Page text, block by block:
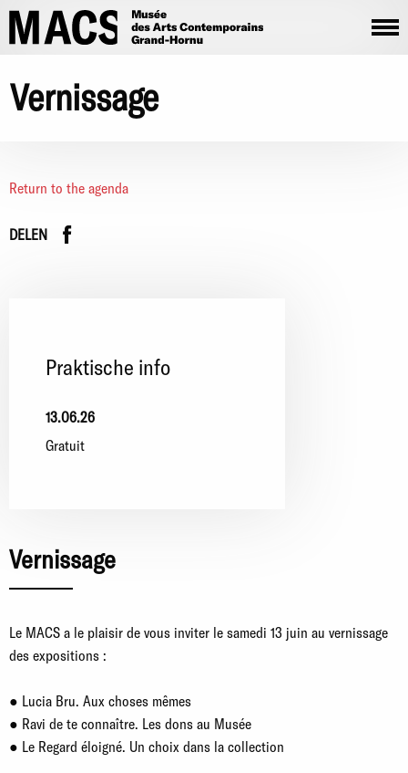
Overslaan en naar de inhoud gaan
Vernissage
Return to the agenda
DELEN
Praktische info
13.06.26
Gratuit
Vernissage
Le MACS a le plaisir de vous inviter le samedi 13 juin au vernissage
des expositions :
● Lucia Bru. Aux choses mêmes
● Ravi de te connaître. Les dons au Musée
● Le Regard éloigné. Un choix dans la collection